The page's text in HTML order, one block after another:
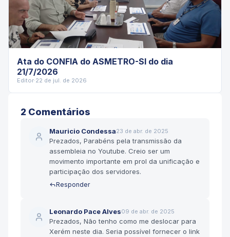
Ata do CONFIA do ASMETRO-SI do dia
21/7/2026
Editor·22 de jul. de 2026
2 Comentários
Mauricio Condessa23 de abr. de 2025
Prezados, Parabéns pela transmissão da
assembleia no Youtube. Creio ser um
movimento importante em prol da unificação e
participação dos servidores.
Responder
Leonardo Pace Alves09 de abr. de 2025
Prezados, Não tenho como me deslocar para
Xerém neste dia. Seria possível fornecer o link